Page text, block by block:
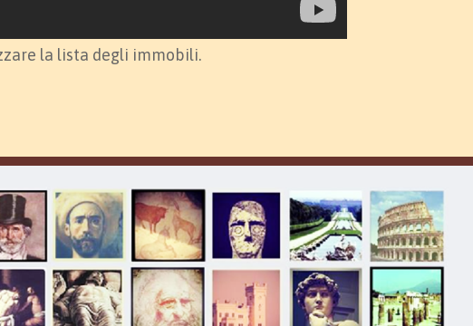
la lista degli immobili.